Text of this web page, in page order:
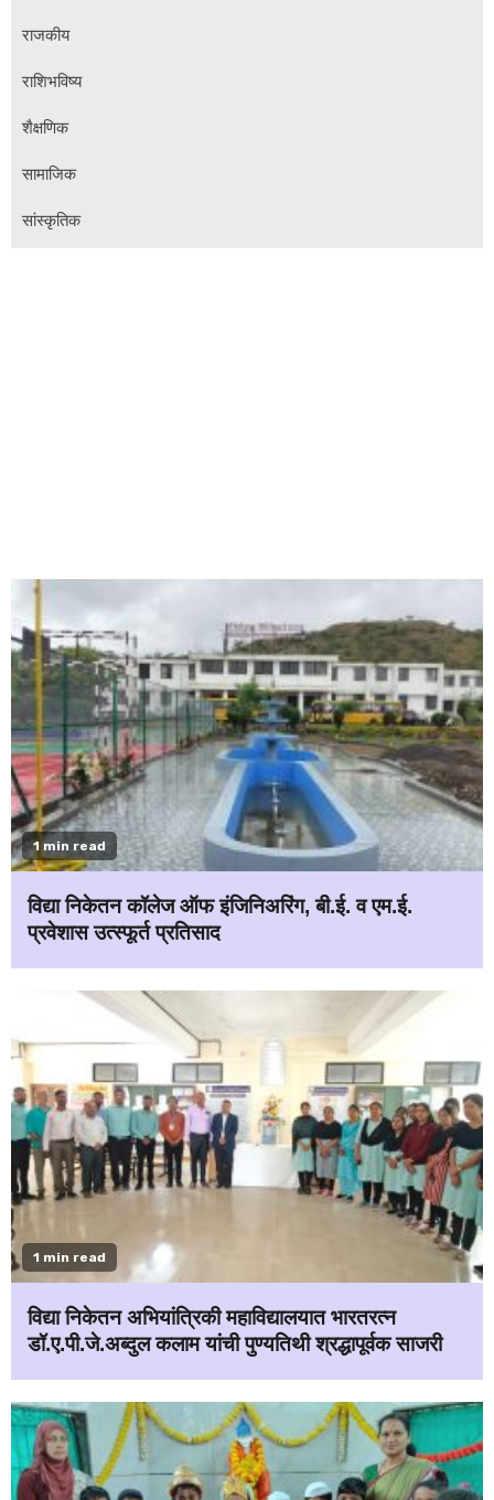
राजकीय
राशिभविष्य
शैक्षणिक
सामाजिक
सांस्कृतिक
1 min read
विद्या निकेतन कॉलेज ऑफ इंजिनिअरिंग, बी.ई. व एम.ई.
प्रवेशास उत्स्फूर्त प्रतिसाद
1 min read
विद्या निकेतन अभियांत्रिकी महाविद्यालयात भारतरत्न
डॉ.ए.पी.जे.अब्दुल कलाम यांची पुण्यतिथी श्रद्धापूर्वक साजरी